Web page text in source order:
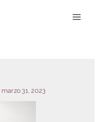
marzo 31, 2023